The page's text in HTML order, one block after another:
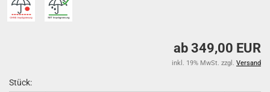
ab 349,00 EUR
inkl. 19% MwSt. zzgl. Versand
Stück: